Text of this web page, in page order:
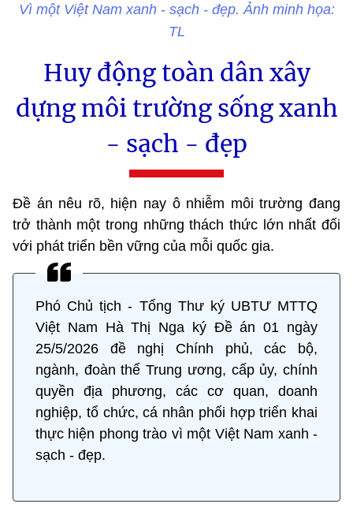
Vì một Việt Nam xanh - sạch - đẹp. Ảnh minh họa:
TL
Huy động toàn dân xây
dựng môi trường sống xanh
- sạch - đẹp
Đề án nêu rõ, hiện nay ô nhiễm môi trường đang
trở thành một trong những thách thức lớn nhất đối
với phát triển bền vững của mỗi quốc gia.
Phó Chủ tịch - Tổng Thư ký UBTƯ MTTQ
Việt Nam Hà Thị Nga ký Đề án 01 ngày
25/5/2026 đề nghị Chính phủ, các bộ,
ngành, đoàn thể Trung ương, cấp ủy, chính
quyền địa phương, các cơ quan, doanh
nghiệp, tổ chức, cá nhân phối hợp triển khai
thực hiện phong trào vì một Việt Nam xanh -
sạch - đẹp.